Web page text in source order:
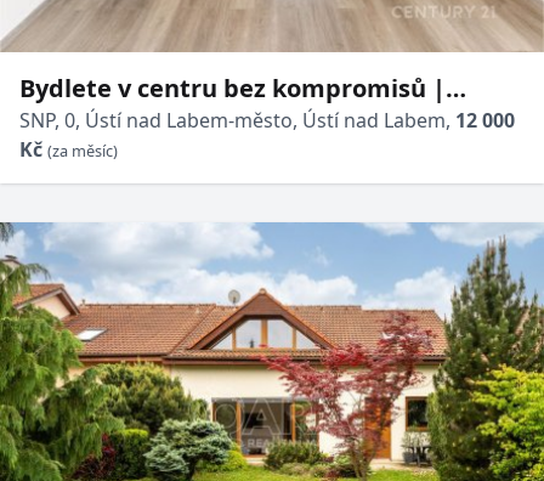
Bydlete v centru bez kompromisů |
Pronájem 2+kk, 37 m², výtah, sklep, ihned
k nastěhování
SNP, 0, Ústí nad Labem-město, Ústí nad Labem, 12 000
Kč (za měsíc)